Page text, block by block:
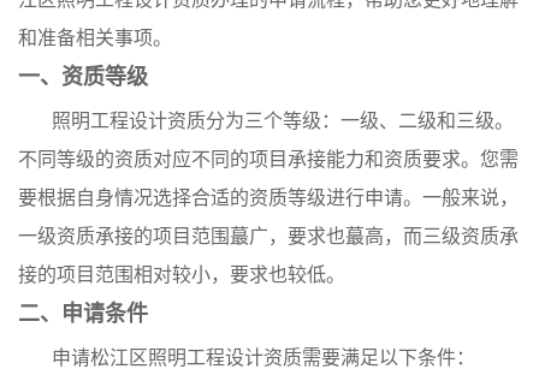
和准备相关事项。
一、资质等级
照明工程设计资质分为三个等级：一级、二级和三级。
不同等级的资质对应不同的项目承接能力和资质要求。您需
要根据自身情况选择合适的资质等级进行申请。一般来说，
一级资质承接的项目范围蕞广，要求也蕞高，而三级资质承
接的项目范围相对较小，要求也较低。
二、申请条件
申请松江区照明工程设计资质需要满足以下条件：